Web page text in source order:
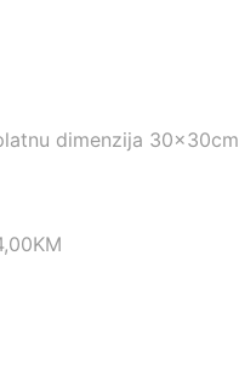
dimenzija 30x30cm
KM